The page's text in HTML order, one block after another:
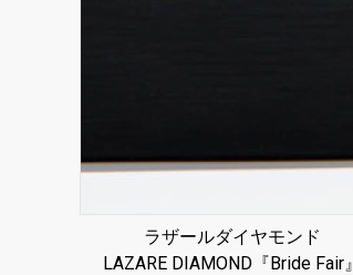
ラザールダイヤモンド
LAZARE DIAMOND『Bride Fair』